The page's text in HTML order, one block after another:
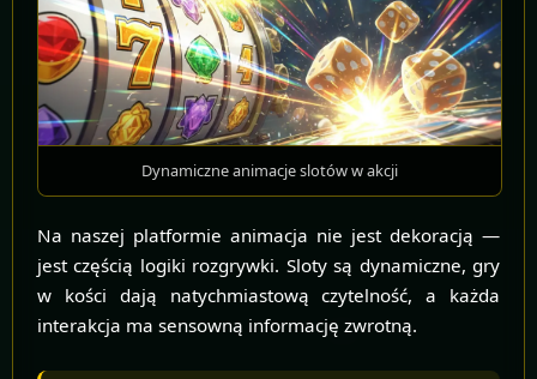
Dynamiczne animacje slotów w akcji
Na naszej platformie animacja nie jest dekoracją —
jest częścią logiki rozgrywki. Sloty są dynamiczne, gry
w kości dają natychmiastową czytelność, a każda
interakcja ma sensowną informację zwrotną.